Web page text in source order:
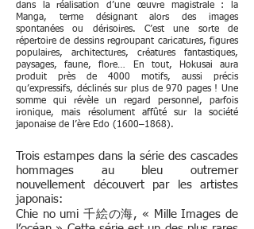
dans la réalisation d’une œuvre magistrale : la
Manga, terme désignant alors des images
spontanées ou dérisoires. C’est une sorte de
répertoire de dessins regroupant caricatures, figures
populaires, architectures, créatures fantastiques,
paysages, faune, flore… En tout, Hokusai aura
produit près de 4000 motifs, aussi précis
qu’expressifs, déclinés sur plus de 970 pages ! Une
somme qui révèle un regard personnel, parfois
ironique, mais résolument affûté sur la société
japonaise de l’ère Edo (1600–1868).
Trois estampes dans la série des cascades
hommages au bleu outremer
nouvellement découvert par les artistes
japonais:
Chie no umi 千絵の海, « Mille Images de